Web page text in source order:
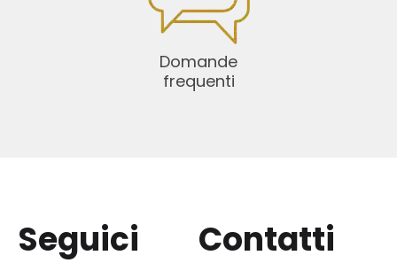
Domande
frequenti
Seguici Contatti